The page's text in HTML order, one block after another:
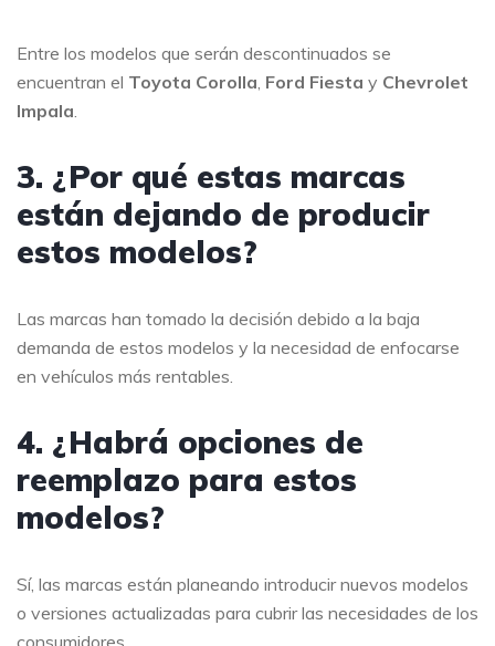
Entre los modelos que serán descontinuados se
encuentran el Toyota Corolla, Ford Fiesta y Chevrolet
Impala.
3. ¿Por qué estas marcas
están dejando de producir
estos modelos?
Las marcas han tomado la decisión debido a la baja
demanda de estos modelos y la necesidad de enfocarse
en vehículos más rentables.
4. ¿Habrá opciones de
reemplazo para estos
modelos?
Sí, las marcas están planeando introducir nuevos modelos
o versiones actualizadas para cubrir las necesidades de los